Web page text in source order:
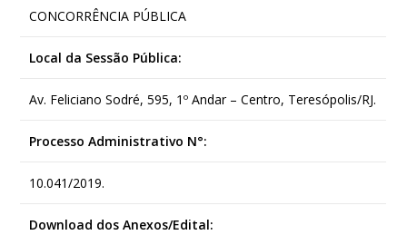
CONCORRÊNCIA PÚBLICA
Local da Sessão Pública:
Av. Feliciano Sodré, 595, 1º Andar – Centro, Teresópolis/RJ.
Processo Administrativo N°:
10.041/2019.
Download dos Anexos/Edital: